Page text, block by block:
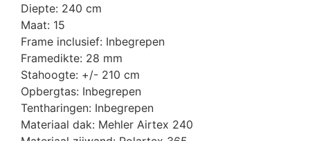
Diepte: 240 cm
Maat: 15
Frame inclusief: Inbegrepen
Framedikte: 28 mm
Stahoogte: +/- 210 cm
Opbergtas: Inbegrepen
Tentharingen: Inbegrepen
Materiaal dak: Mehler Airtex 240